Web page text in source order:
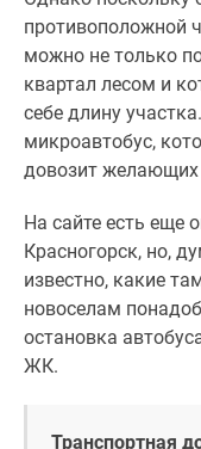
противоположной
можно не только
квартал лесом и
себе длину
микроавтобус,
довозит
На сайте есть еще
Красногорск, но,
известно, какие
новоселам
остановка
ЖК.
Транспортная